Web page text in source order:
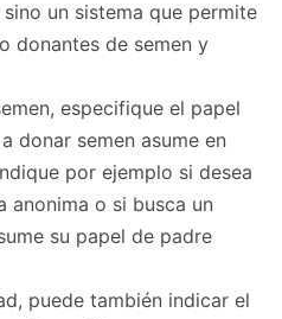
un sistema que permite
donantes de semen y
especifique el papel
donar semen asume en
por ejemplo si desea
anonima o si busca un
su papel de padre
puede también indicar el